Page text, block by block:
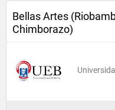
Bellas Artes
Chimborazo)